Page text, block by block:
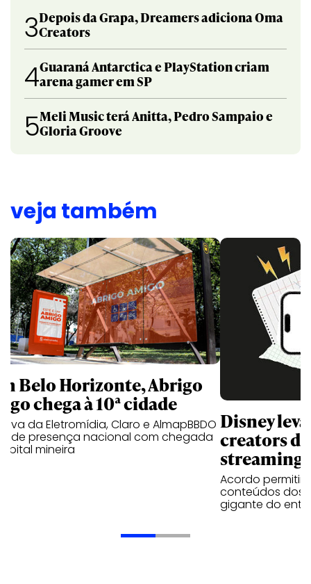
3Depois da Grapa, Dreamers adiciona Oma
Creators
4Guaraná Antarctica e PlayStation criam
arena gamer em SP
5Meli Music terá Anitta, Pedro Sampaio e
Gloria Groove
veja também
Belo Horizonte, Abrigo
chega à 10ª cidade
da Eletromídia, Claro e AlmapBBDO
presença nacional com chegada
mineira
Disney
creators
streaming
Acordo
conteúdos dos
gigante do